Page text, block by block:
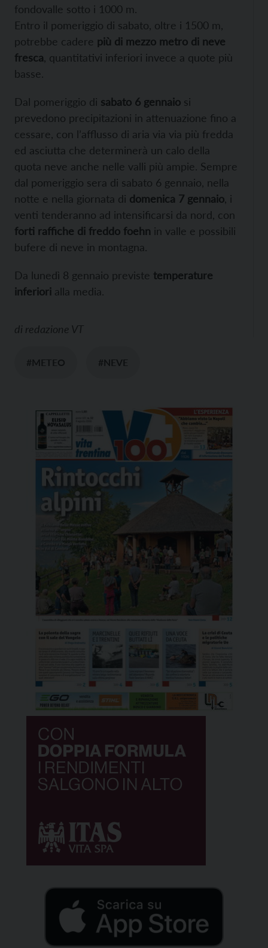
fondovalle sotto i 1000 m.
Entro il pomeriggio di sabato, oltre i 1500 m,
potrebbe cadere più di mezzo metro di neve
fresca , quantitativi inferiori invece a quote più
basse.
Dal pomeriggio di sabato 6 gennaio si
prevedono precipitazioni in attenuazione fino a
cessare, con l’afflusso di aria via via più fredda
ed asciutta che determinerà un calo della
quota neve anche nelle valli più ampie. Sempre
dal pomeriggio sera di sabato 6 gennaio, nella
notte e nella giornata di domenica 7 gennaio , i
venti tenderanno ad intensificarsi da nord, con
forti raffiche di freddo foehn in valle e possibili
bufere di neve in montagna.
Da lunedì 8 gennaio previste temperature
inferiori alla media.
di redazione VT
#METEO #NEVE